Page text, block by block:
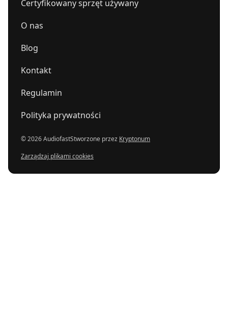
Certyfikowany sprzęt używany
O nas
Blog
Kontakt
Regulamin
Polityka prywatności
© 2026 AudiofastStworzone przez Kryptonum
Zarządzaj plikami cookies